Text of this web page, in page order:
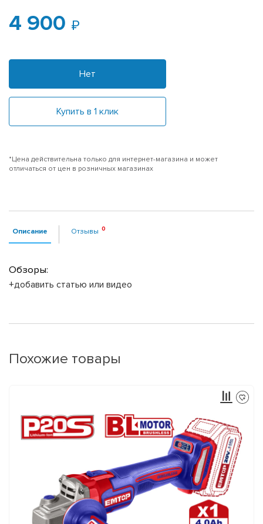
4 900
Нет
Купить в 1 клик
*Цена действительна только для интернет-магазина и может
отличаться от цен в розничных магазинах
Описание Отзывы
Обзоры:
+добавить статью или видео
Похожие товары